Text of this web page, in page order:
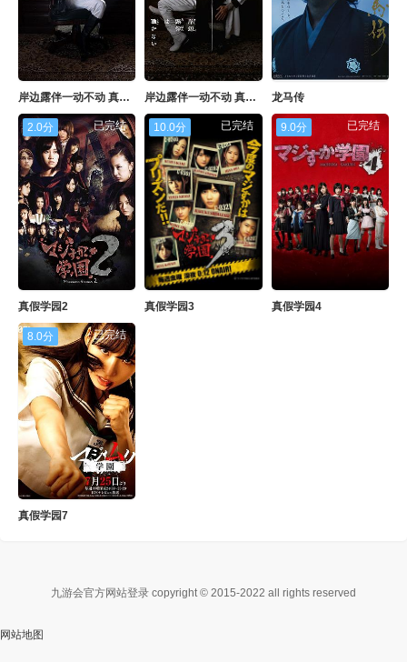
岸边露伴一动不动 真人剧 part2 岸边露伴一动不动 真人剧 part3 龙马传
2.0分 已完结
真假学园2
10.0分 已完结
真假学园3
9.0分 已完结
真假学园4
8.0分 已完结
真假学园7
九游会官方网站登录 copyright © 2015-2022 all rights reserved
网站地图